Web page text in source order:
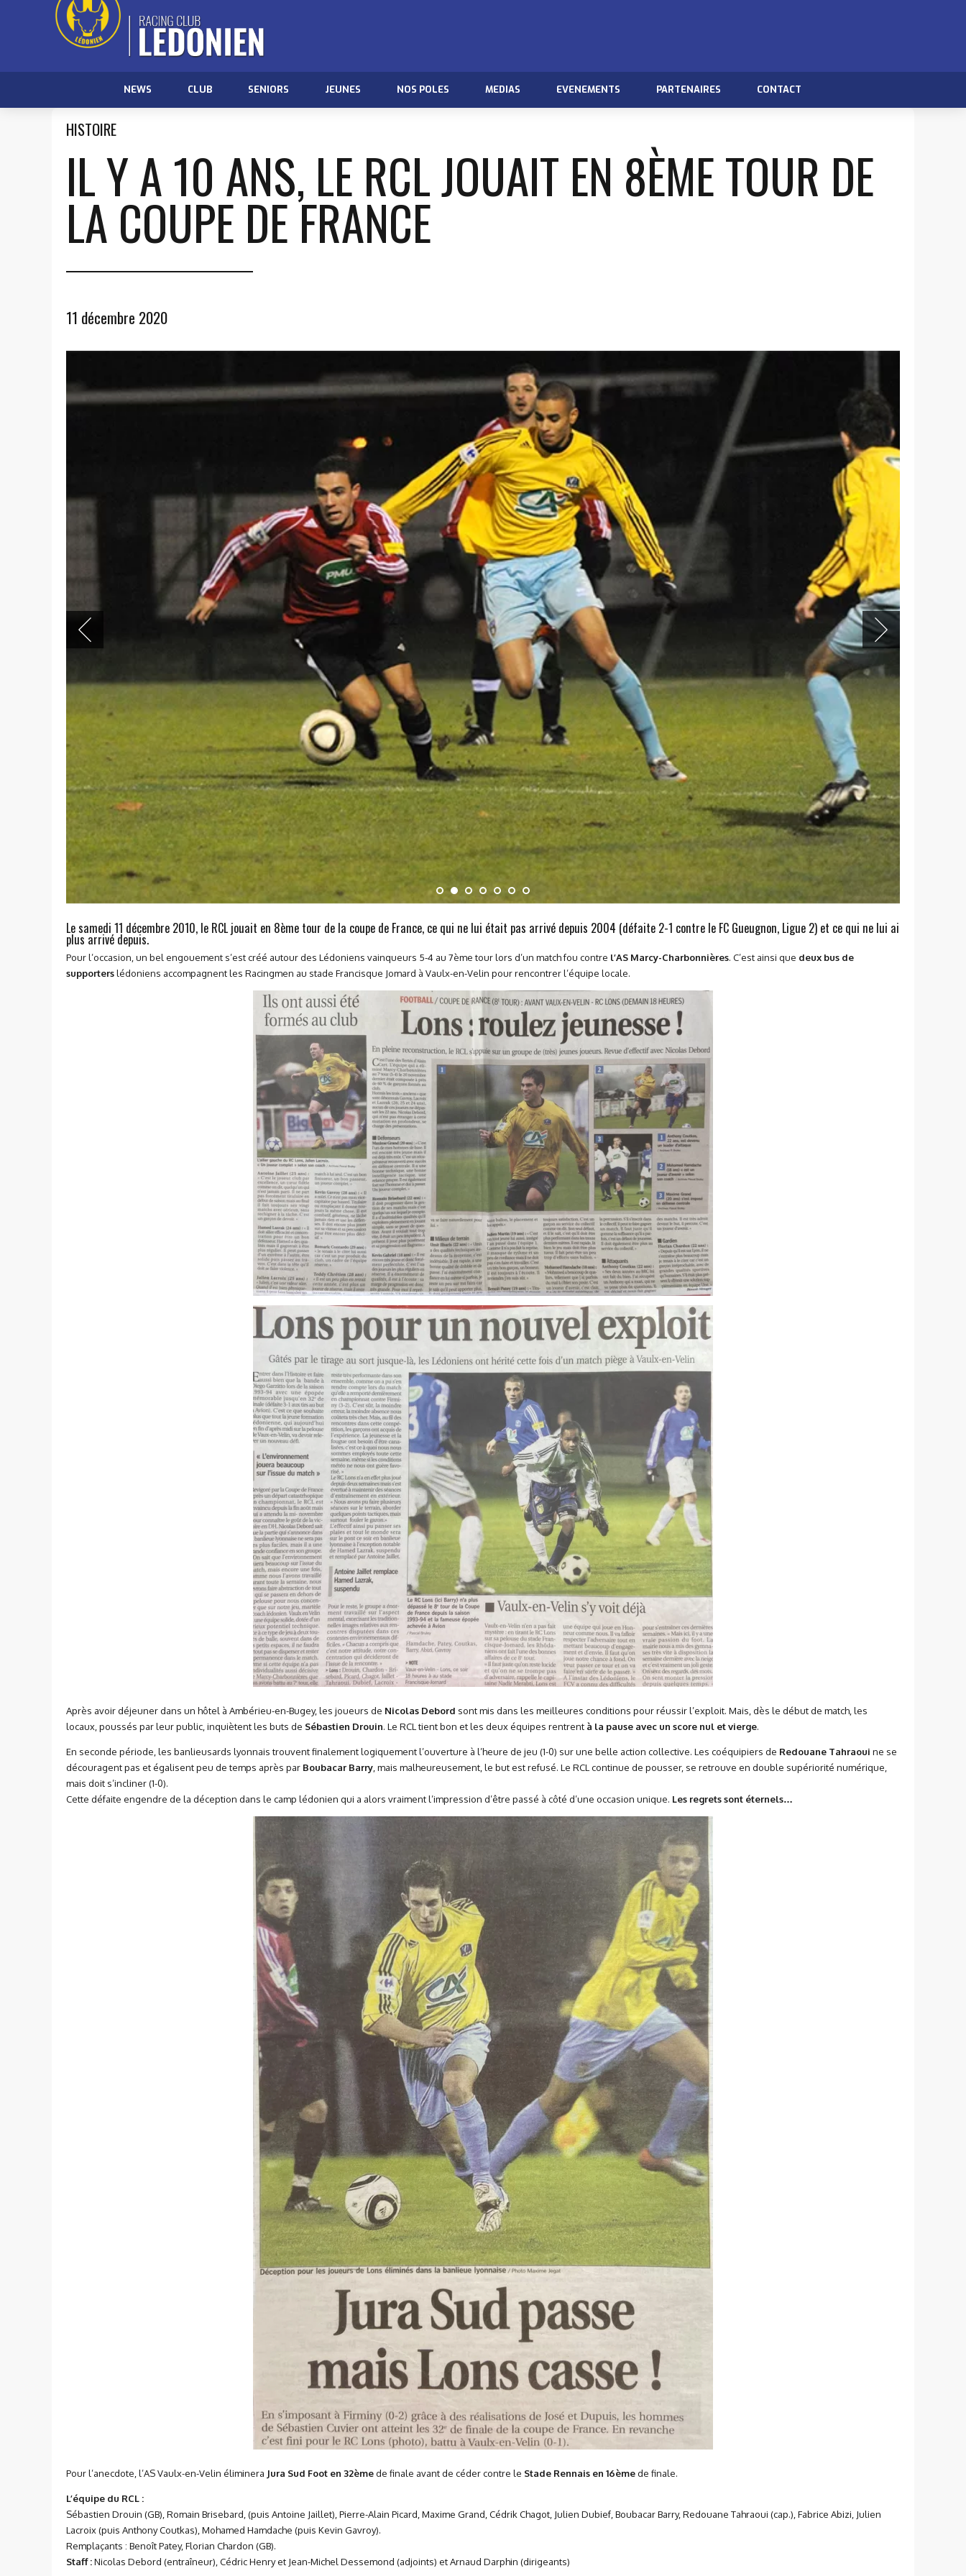
NEWS CLUB SENIORS JEUNES NOS POLES MEDIAS EVENEMENTS PARTENAIRES CONTACT
HISTOIRE
IL Y A 10 ANS, LE RCL JOUAIT EN 8ÈME TOUR DE
LA COUPE DE FRANCE
11 décembre 2020
Le samedi 11 décembre 2010, le RCL jouait en 8ème tour de la coupe de France, ce qui ne lui était pas arrivé depuis 2004 (défaite 2-1 contre le FC Gueugnon, Ligue 2) et ce qui ne lui ai
plus arrivé depuis.
Pour l’occasion, un bel engouement s’est créé autour des Lédoniens vainqueurs 5-4 au 7ème tour lors d’un match fou contre l’AS Marcy-Charbonnières. C’est ainsi que deux bus de
supporterslédoniens accompagnent les Racingmen au stade Francisque Jomard à Vaulx-en-Velin pour rencontrer l’équipe locale.
Après avoir déjeuner dans un hôtel à Ambérieu-en-Bugey, les joueurs de Nicolas Debord sont mis dans les meilleures conditions pour réussir l’exploit. Mais, dès le début de match, les
locaux, poussés par leur public, inquiètent les buts de Sébastien Drouin. Le RCL tient bon et les deux équipes rentrent à la pause avec un score nul et vierge.
En seconde période, les banlieusards lyonnais trouvent finalement logiquement l’ouverture à l’heure de jeu (1-0) sur une belle action collective. Les coéquipiers de Redouane Tahraoui ne se
découragent pas et égalisent peu de temps après par Boubacar Barry, mais malheureusement, le but est refusé. Le RCL continue de pousser, se retrouve en double supériorité numérique,
mais doit s’incliner (1-0).
Cette défaite engendre de la déception dans le camp lédonien qui a alors vraiment l’impression d’être passé à côté d’une occasion unique. Les regrets sont éternels…
Pour l’anecdote, l’AS Vaulx-en-Velin éliminera Jura Sud Foot en 32èmede finale avant de céder contre le Stade Rennais en 16èmede finale.
L’équipe du RCL :
Sébastien Drouin (GB), Romain Brisebard, (puis Antoine Jaillet), Pierre-Alain Picard, Maxime Grand, Cédrik Chagot, Julien Dubief, Boubacar Barry, Redouane Tahraoui (cap.), Fabrice Abizi, Julien
Lacroix (puis Anthony Coutkas), Mohamed Hamdache (puis Kevin Gavroy).
Remplaçants : Benoît Patey, Florian Chardon (GB).
Staff :Nicolas Debord (entraîneur), Cédric Henry et Jean-Michel Dessemond (adjoints) et Arnaud Darphin (dirigeants)